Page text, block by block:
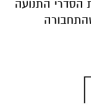
התנועה